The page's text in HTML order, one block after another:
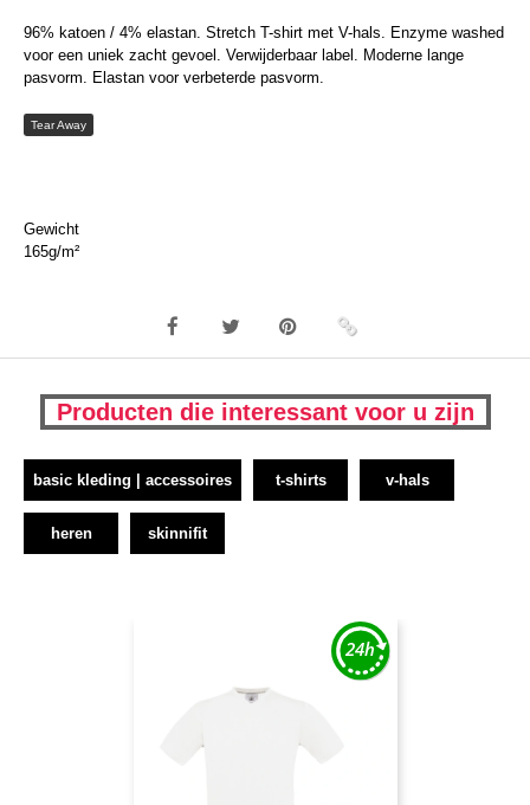
96% katoen / 4% elastan. Stretch T-shirt met V-hals. Enzyme washed
voor een uniek zacht gevoel. Verwijderbaar label. Moderne lange
pasvorm. Elastan voor verbeterde pasvorm.
Tear Away
Gewicht
165g/m²
Producten die interessant voor u zijn
basic kleding | accessoires t-shirts v-hals
heren skinnifit